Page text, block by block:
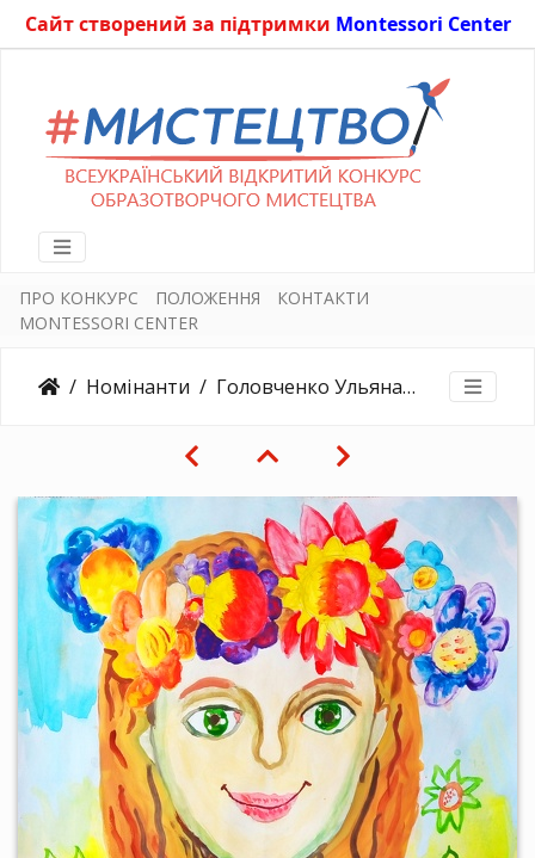
Сайт створений за підтримки Montessori Center
ПРО КОНКУРС ПОЛОЖЕННЯ
КОНТАКТИ
MONTESSORI CENTER
Номінанти Головченко Ульяна. Україночка